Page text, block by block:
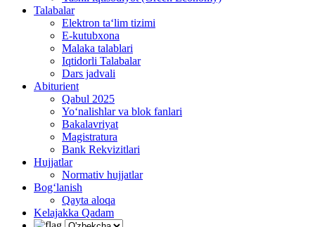
Talabalar
Elektron ta‘lim tizimi
E-kutubxona
Malaka talablari
Iqtidorli Talabalar
Dars jadvali
Abiturient
Qabul 2025
Yo‘nalishlar va blok fanlari
Bakalavriyat
Magistratura
Bank Rekvizitlari
Hujjatlar
Normativ hujjatlar
Bog‘lanish
Qayta aloqa
Kelajakka Qadam